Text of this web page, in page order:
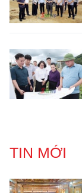
TIN MỚI